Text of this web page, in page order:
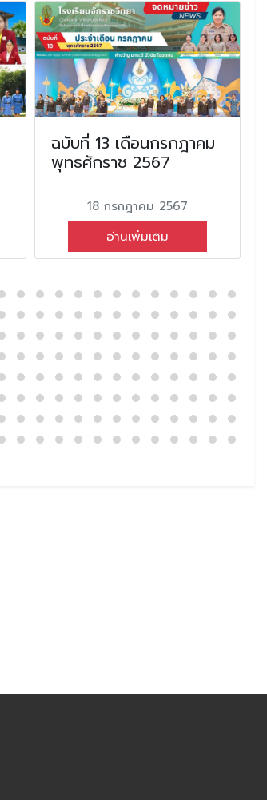
ฉบับที่ 13 เดือนกรกฎาคม
พุทธศักราช 2567
18 กรกฎาคม 2567
อ่านเพิ่มเติม